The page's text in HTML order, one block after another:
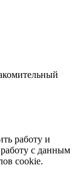
работу и
с данным
cookie.